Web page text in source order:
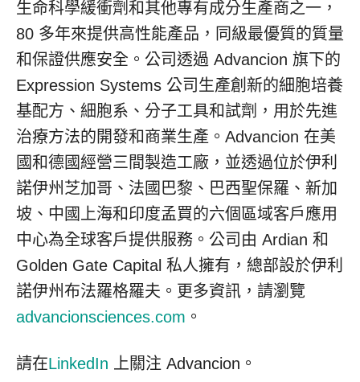
生命科學緩衝劑和其他專有成分生產商之一，
80 多年來提供高性能產品，同級最優質的質量
和保證供應安全。公司透過 Advancion 旗下的
Expression Systems 公司生產創新的細胞培養
基配方、細胞系、分子工具和試劑，用於先進
治療方法的開發和商業生產。Advancion 在美
國和德國經營三間製造工廠，並透過位於伊利
諾伊州芝加哥、法國巴黎、巴西聖保羅、新加
坡、中國上海和印度孟買的六個區域客戶應用
中心為全球客戶提供服務。公司由 Ardian 和
Golden Gate Capital 私人擁有，總部設於伊利
諾伊州布法羅格羅夫。更多資訊，請瀏覽
advancionsciences.com 。
請在LinkedIn 上關注 Advancion。